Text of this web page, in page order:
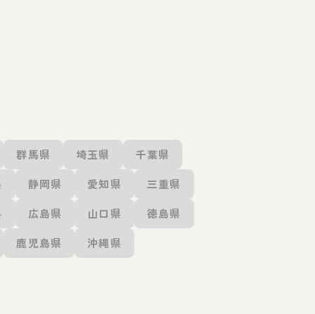
群馬県 埼玉県
千葉県
静岡県 愛知県
三重県
広島県 山口県
徳島県
鹿児島県
沖縄県